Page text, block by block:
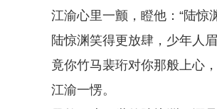
江渝心里一颤，瞪他：“陆惊
陆惊渊笑得更放肆，少年人
竟你竹马裴珩对你那般上心
江渝一愣。